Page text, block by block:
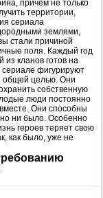
причем не только
территории,
сериала
землями,
стали причиной
поля. Каждый год
кланов готов на
сериале фигурируют
общей целью. Они
собственную
люди постоянно
Они способны
ни было. Особенно
героев теряет свою
как было, уже не